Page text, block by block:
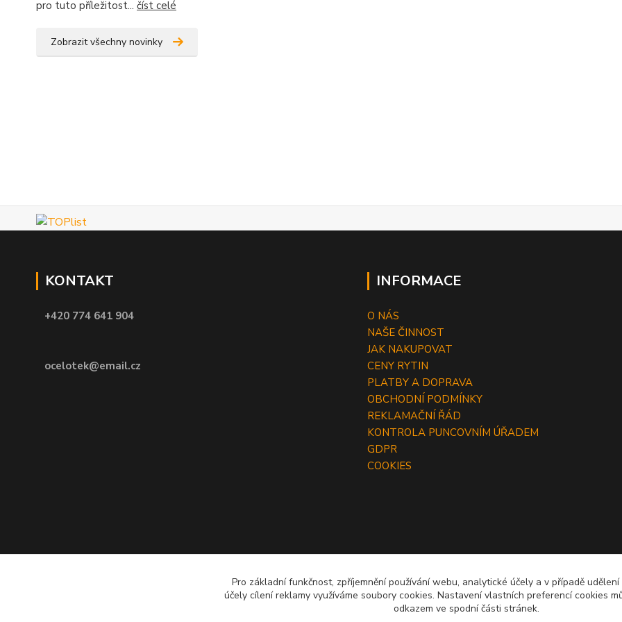
pro tuto příležitost... číst celé
Zobrazit všechny novinky
KONTAKT
+420 774 641 904
ocelotek@email.cz
INFORMACE
O NÁS
NAŠE ČINNOST
JAK NAKUPOVAT
CENY RYTIN
PLATBY A DOPRAVA
OBCHODNÍ PODMÍNKY
REKLAMAČNÍ ŘÁD
KONTROLA PUNCOVNÍM ÚŘADEM
GDPR
COOKIES
Pro základní funkčnost, zpříjemnění používání webu, analytické účely a v případě
účely cílení reklamy využíváme soubory cookies. Nastavení vlastních preferencí cookies
odkazem ve spodní části stránek.